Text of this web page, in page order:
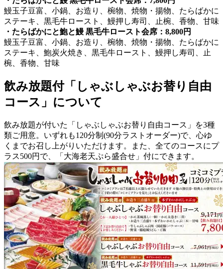
鰻玉子豆富、小鍋、お造り、椀物、焼物・揚物、たらばかに
ステーキ、黒毛牛ロースト、鰻押し寿司、止椀、香物、甘味
・たらばかにと鮑と鰻 黒毛牛ロースト会席：8,800円
鰻玉子豆富、小鍋、お造り、椀物、焼物・揚物、たらばかに
ステーキ、鮑炭火焼き、黒毛牛ロースト、鰻押し寿司、止
椀、香物、甘味
飲み放題付「しゃぶしゃぶお替り自由
コース」について
飲み放題が付いた「しゃぶしゃぶお替り自由コース」を3種
類ご用意。いずれも120分制(90分ラストオーダー)で、心ゆ
くまでお召し上がりいただけます。また、全てのコースにプ
ラス500円で、「大海老天ぷら盛合せ」付にできます。